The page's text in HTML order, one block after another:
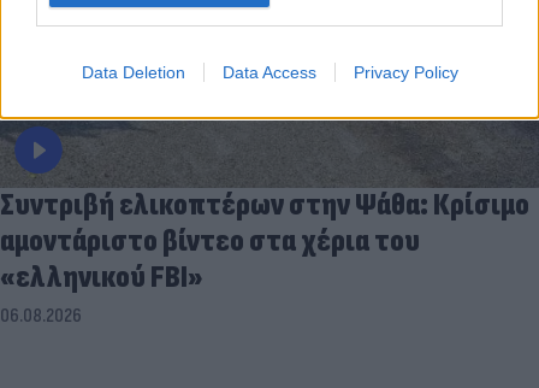
Data Deletion Data Access Privacy Policy
Συντριβή ελικοπτέρων στην Ψάθα: Κρίσιμο
αμοντάριστο βίντεο στα χέρια του
«ελληνικού FBI»
06.08.2026